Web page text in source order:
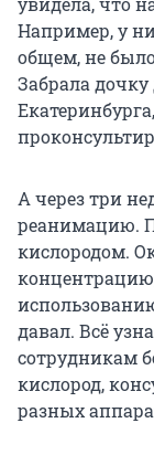
Например, у
общем, не
Забрала
А через три
реанимацию.
кислородом.
давал. Всё
сотрудникам
кислород,
разных